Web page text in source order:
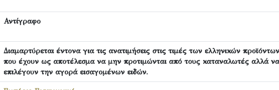
Αντίγραφο
Διαμαρτύρεται έντονα για τις ανατιμήσεις στις τιμές των ελληνικών προϊόντων
που έχουν ως αποτέλεσμα να μην προτιμώνται από τους καταναλωτές αλλά να
επιλέγουν την αγορά εισαγομένων ειδών.